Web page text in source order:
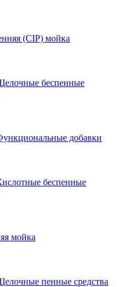
(CIP) мойка
беспенные
добавки
беспенные
мойка
пенные средства